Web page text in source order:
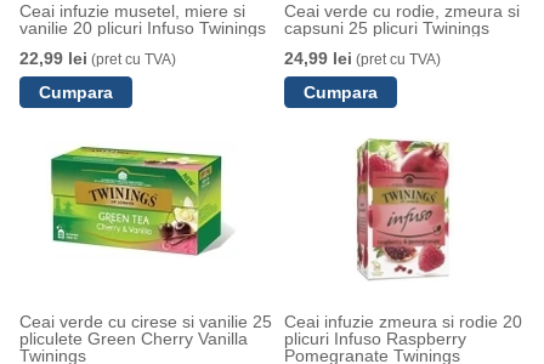
Ceai infuzie musetel, miere si
vanilie 20 plicuri Infuso Twinings
22,99 lei (pret cu TVA)
Ceai verde cu rodie, zmeura si
capsuni 25 plicuri Twinings
24,99 lei (pret cu TVA)
Ceai verde cu cirese si vanilie 25
pliculete Green Cherry Vanilla
Twinings
Ceai infuzie zmeura si rodie 20
plicuri Infuso Raspberry
Pomegranate Twinings